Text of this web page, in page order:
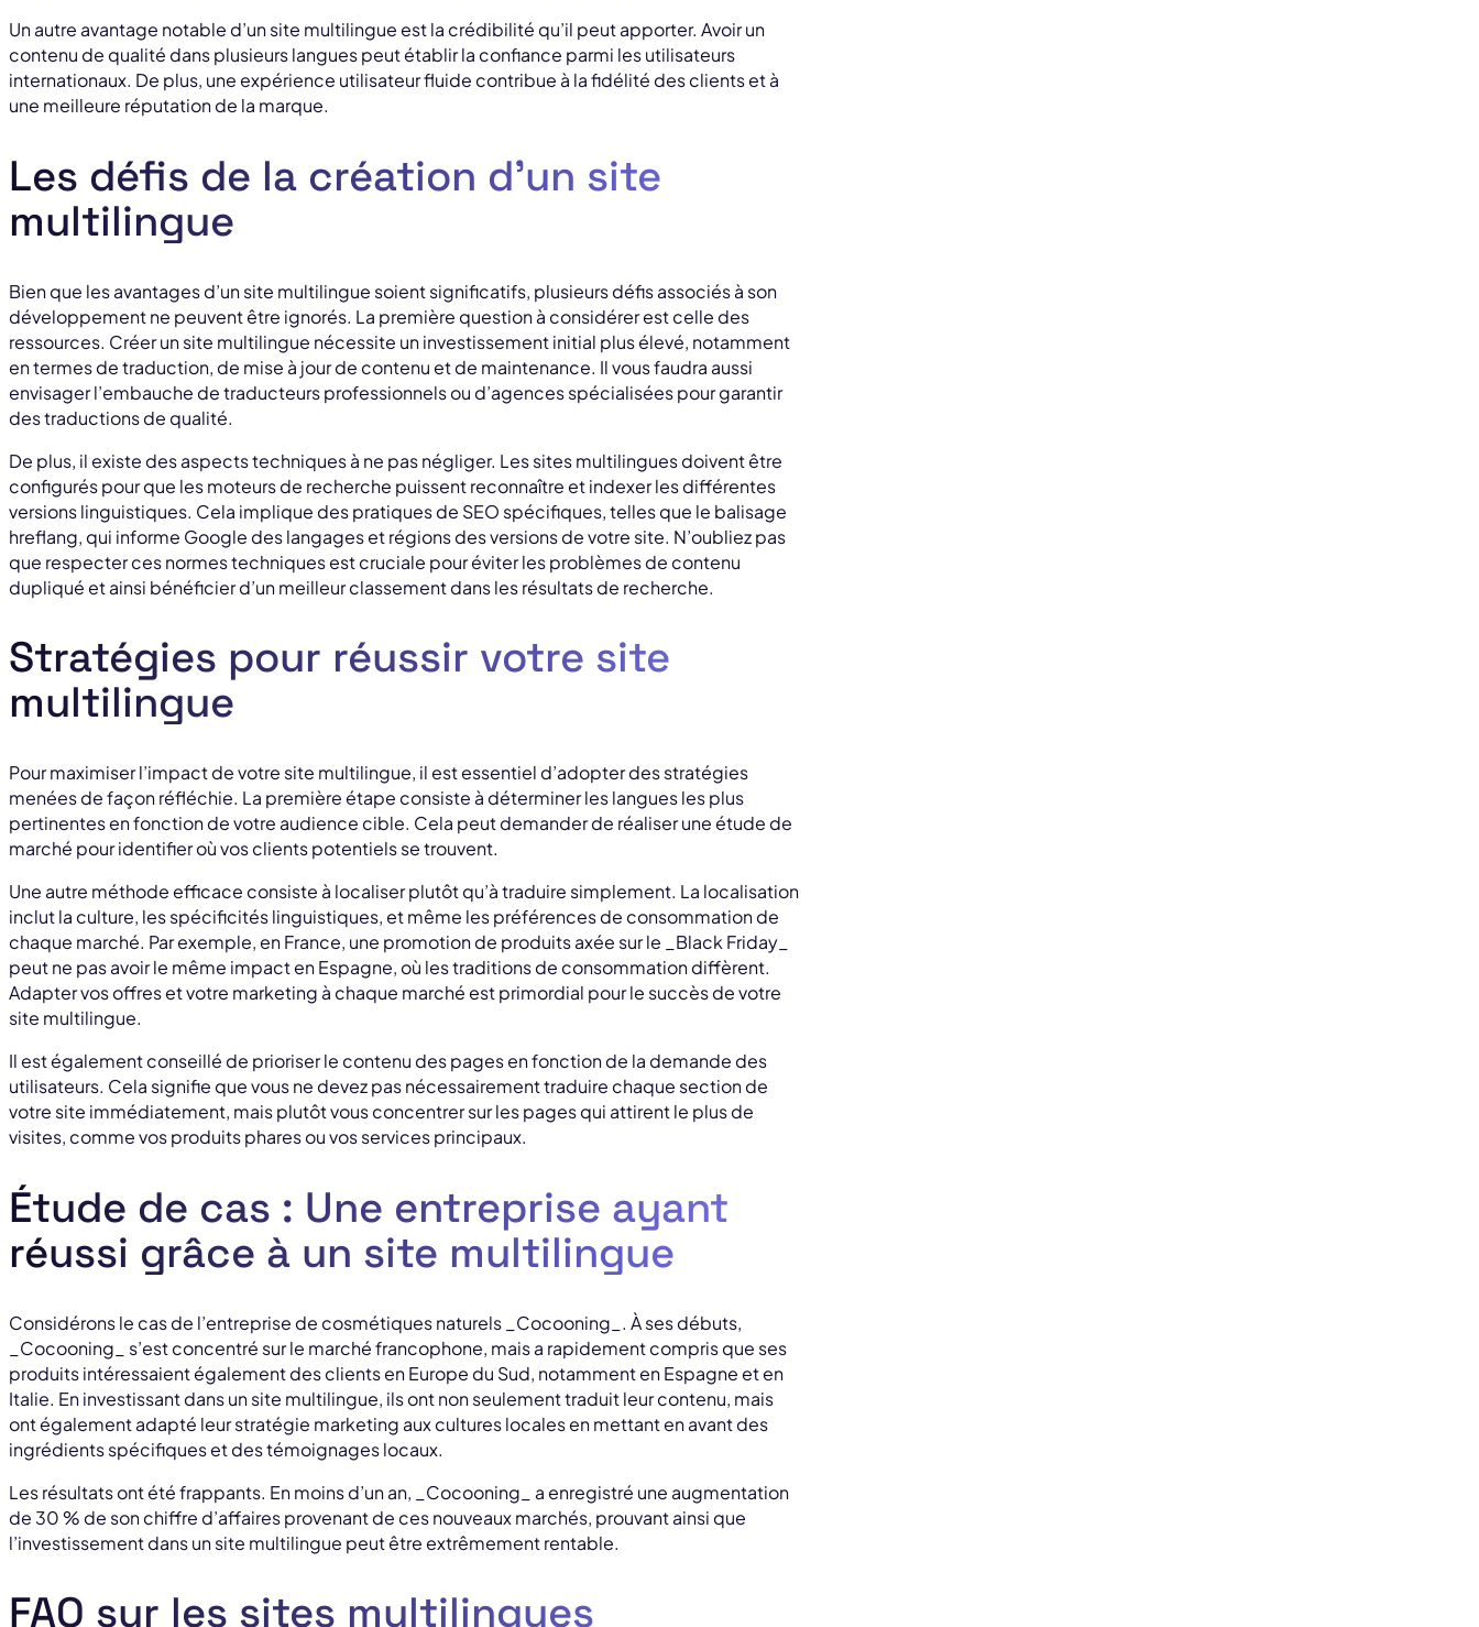
Un autre avantage notable d’un site multilingue est la crédibilité qu’il peut apporter. Avoir un
contenu de qualité dans plusieurs langues peut établir la confiance parmi les utilisateurs
internationaux. De plus, une expérience utilisateur fluide contribue à la fidélité des clients et à
une meilleure réputation de la marque.
Les défis de la création d’un site
multilingue
Bien que les avantages d’un site multilingue soient significatifs, plusieurs défis associés à son
développement ne peuvent être ignorés. La première question à considérer est celle des
ressources. Créer un site multilingue nécessite un investissement initial plus élevé, notamment
en termes de traduction, de mise à jour de contenu et de maintenance. Il vous faudra aussi
envisager l’embauche de traducteurs professionnels ou d’agences spécialisées pour garantir
des traductions de qualité.
De plus, il existe des aspects techniques à ne pas négliger. Les sites multilingues doivent être
configurés pour que les moteurs de recherche puissent reconnaître et indexer les différentes
versions linguistiques. Cela implique des pratiques de SEO spécifiques, telles que le balisage
hreflang, qui informe Google des langages et régions des versions de votre site. N’oubliez pas
que respecter ces normes techniques est cruciale pour éviter les problèmes de contenu
dupliqué et ainsi bénéficier d’un meilleur classement dans les résultats de recherche.
Stratégies pour réussir votre site
multilingue
Pour maximiser l’impact de votre site multilingue, il est essentiel d’adopter des stratégies
menées de façon réfléchie. La première étape consiste à déterminer les langues les plus
pertinentes en fonction de votre audience cible. Cela peut demander de réaliser une étude de
marché pour identifier où vos clients potentiels se trouvent.
Une autre méthode efficace consiste à localiser plutôt qu’à traduire simplement. La localisation
inclut la culture, les spécificités linguistiques, et même les préférences de consommation de
chaque marché. Par exemple, en France, une promotion de produits axée sur le _Black Friday_
peut ne pas avoir le même impact en Espagne, où les traditions de consommation diffèrent.
Adapter vos offres et votre marketing à chaque marché est primordial pour le succès de votre
site multilingue.
Il est également conseillé de prioriser le contenu des pages en fonction de la demande des
utilisateurs. Cela signifie que vous ne devez pas nécessairement traduire chaque section de
votre site immédiatement, mais plutôt vous concentrer sur les pages qui attirent le plus de
visites, comme vos produits phares ou vos services principaux.
Étude de cas : Une entreprise ayant
réussi grâce à un site multilingue
Considérons le cas de l’entreprise de cosmétiques naturels _Cocooning_. À ses débuts,
_Cocooning_ s’est concentré sur le marché francophone, mais a rapidement compris que ses
produits intéressaient également des clients en Europe du Sud, notamment en Espagne et en
Italie. En investissant dans un site multilingue, ils ont non seulement traduit leur contenu, mais
ont également adapté leur stratégie marketing aux cultures locales en mettant en avant des
ingrédients spécifiques et des témoignages locaux.
Les résultats ont été frappants. En moins d’un an, _Cocooning_ a enregistré une augmentation
de 30 % de son chiffre d’affaires provenant de ces nouveaux marchés, prouvant ainsi que
l’investissement dans un site multilingue peut être extrêmement rentable.
FAQ sur les sites multilingues